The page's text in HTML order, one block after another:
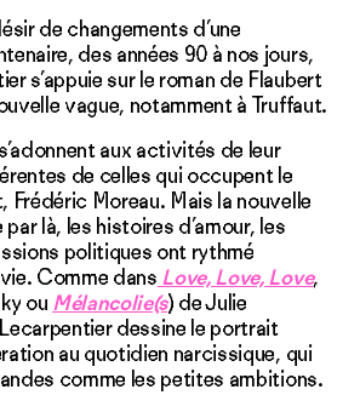
de changements d’une
des années 90 à nos jours,
s’appuie sur le roman de Flaubert
vague, notamment à Truffaut.
aux activités de leur
de celles qui occupent le
Frédéric Moreau. Mais la nouvelle
là, les histoires d’amour, les
politiques ont rythmé
Comme dans Love, Love, Love,
ou Mélancolie(s) de Julie
dessine le portrait
au quotidien narcissique, qui
comme les petites ambitions.